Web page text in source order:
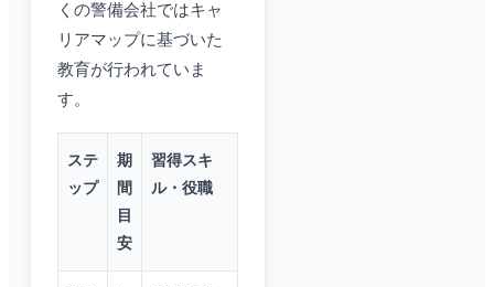
くの警備会社ではキャ
リアマップに基づいた
教育が行われていま
す。
ステ
ップ
期
間
目
安
習得スキ
ル・役職